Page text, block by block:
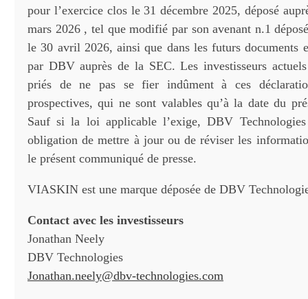
pour l’exercice clos le 31 décembre 2025, déposé
mars 2026 , tel que modifié par son avenant n.1
le 30 avril 2026, ainsi que dans les futurs documents
par DBV auprès de la SEC. Les investisseurs
priés de ne pas se fier indûment à ces
prospectives, qui ne sont valables qu’à la date du
Sauf si la loi applicable l’exige, DBV Technologies
obligation de mettre à jour ou de réviser les
le présent communiqué de presse.
VIASKIN est une marque déposée de DBV
Contact avec les investisseurs
Jonathan Neely
DBV Technologies
Jonathan.neely@dbv-technologies.com